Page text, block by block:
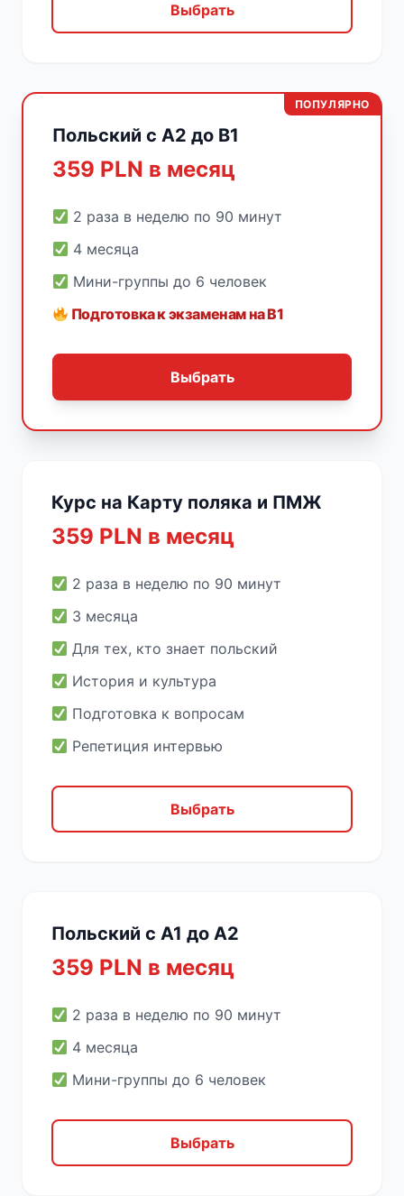
Выбрать
ПОПУЛЯРНО
Польский с A2 до B1
359 PLN в месяц
2 раза в неделю по 90 минут
4 месяца
Мини-группы до 6 человек
Подготовка к экзаменам на B1
Выбрать
Курс на Карту поляка и ПМЖ
359 PLN в месяц
2 раза в неделю по 90 минут
3 месяца
Для тех, кто знает польский
История и культура
Подготовка к вопросам
Репетиция интервью
Выбрать
Польский с A1 до A2
359 PLN в месяц
2 раза в неделю по 90 минут
4 месяца
Мини-группы до 6 человек
Выбрать